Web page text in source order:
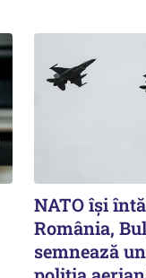
NATO își
România,
semnează